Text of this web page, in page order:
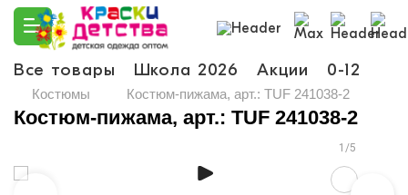
Все товары Школа 2026 Акции 0-12
Костюмы Костюм-пижама, арт.: TUF 241038-2
Костюм-пижама, арт.: TUF 241038-2
1/5